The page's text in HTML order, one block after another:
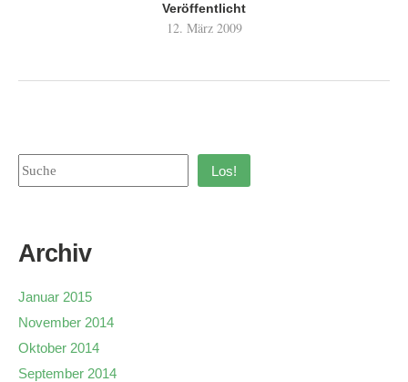
Veröffentlicht
12. März 2009
Los!
Archiv
Januar 2015
November 2014
Oktober 2014
September 2014